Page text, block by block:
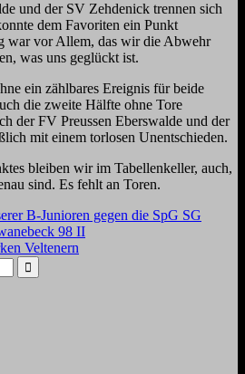
und der SV Zehdenick trennen sich
dem Favoriten ein Punkt
war vor Allem, das wir die Abwehr
was uns geglückt ist.
ein zählbares Ereignis für beide
die zweite Hälfte ohne Tore
der FV Preussen Eberswalde und der
mit einem torlosen Unentschieden.
bleiben wir im Tabellenkeller, auch,
sind. Es fehlt an Toren.
B-Junioren gegen die SpG SG
98 II
Veltenern
Suchen